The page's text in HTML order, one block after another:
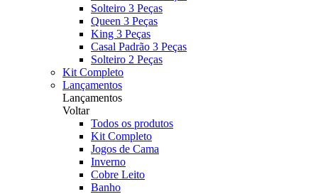
Solteiro 3 Peças
Queen 3 Peças
King 3 Peças
Casal Padrão 3 Peças
Solteiro 2 Peças
Kit Completo
Lançamentos
Lançamentos
Voltar
Todos os produtos
Kit Completo
Jogos de Cama
Inverno
Cobre Leito
Banho